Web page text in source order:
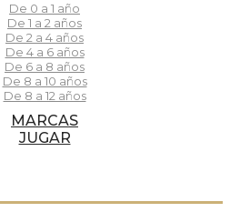
De 0 a 1 año
De 1 a 2 años
De 2 a 4 años
De 4 a 6 años
De 6 a 8 años
De 8 a 10 años
De 8 a 12 años
MARCAS
JUGAR